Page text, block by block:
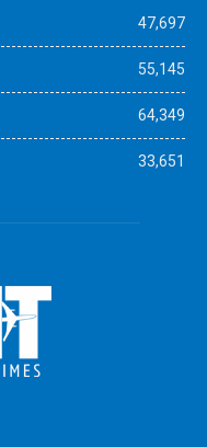
47,697
55,145
64,349
33,651